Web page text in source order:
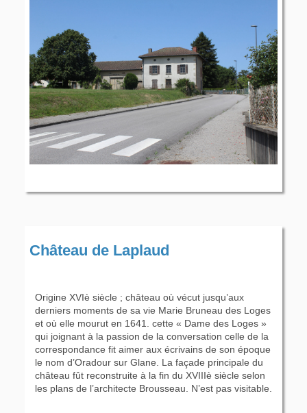
Château de Laplaud
Origine XVIè siècle ; château où vécut jusqu’aux
derniers moments de sa vie Marie Bruneau des Loges
et où elle mourut en 1641. cette « Dame des Loges »
qui joignant à la passion de la conversation celle de la
correspondance fit aimer aux écrivains de son époque
le nom d’Oradour sur Glane. La façade principale du
château fût reconstruite à la fin du XVIIIè siècle selon
les plans de l’architecte Brousseau. N’est pas visitable.